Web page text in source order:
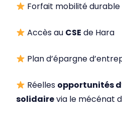
Forfait mobilité durable
Accès au CSE de Hara
Plan d’épargne
Réelles opportunités
solidairevia le mécénat